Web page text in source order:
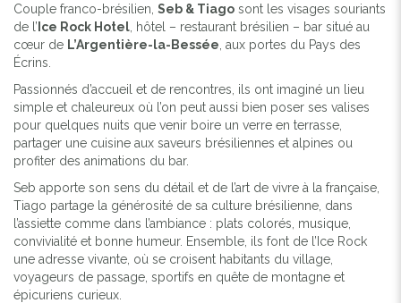
Couple franco-brésilien, Seb & Tiago sont les visages souriants
de l’ Ice Rock Hotel , hôtel – restaurant brésilien – bar situé au
cœur de L’Argentière-la-Bessée , aux portes du Pays des
Écrins.
Passionnés d’accueil et de rencontres, ils ont imaginé un lieu
simple et chaleureux où l’on peut aussi bien poser ses valises
pour quelques nuits que venir boire un verre en terrasse,
partager une cuisine aux saveurs brésiliennes et alpines ou
profiter des animations du bar.
Seb apporte son sens du détail et de l’art de vivre à la française,
Tiago partage la générosité de sa culture brésilienne, dans
l’assiette comme dans l’ambiance : plats colorés, musique,
convivialité et bonne humeur. Ensemble, ils font de l’Ice Rock
une adresse vivante, où se croisent habitants du village,
voyageurs de passage, sportifs en quête de montagne et
épicuriens curieux.